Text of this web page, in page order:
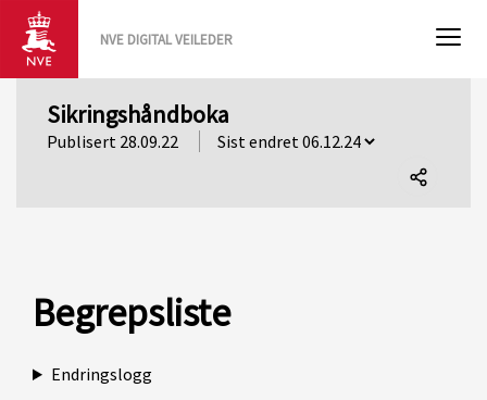
NVE DIGITAL VEILEDER
Sikringshåndboka
Publisert 28.09.22
Begrepsliste
Endringslogg